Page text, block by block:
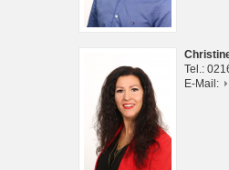
Tel.:
E-Mail: